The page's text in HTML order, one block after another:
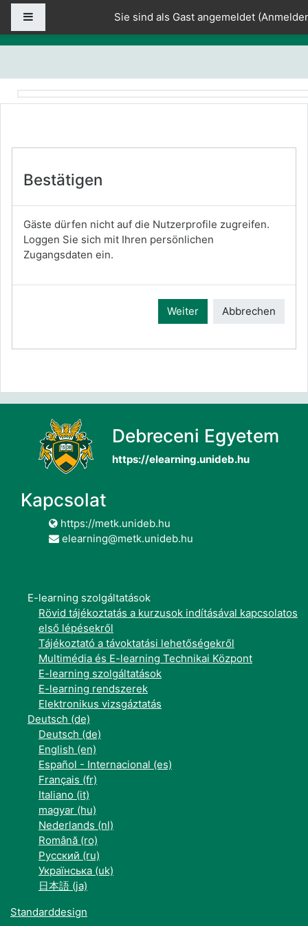
Zum Hauptinhalt
Website-ÜbersichtSie sind als Gast angemeldet (
Bestätigen
Gäste dürfen nicht auf die Nutzerprofile zugreifen.
Loggen Sie sich mit Ihren persönlichen
Zugangsdaten ein.
Weiter Abbrechen
Debreceni Egyetem
https://elearning.unideb.hu
Kapcsolat
https://metk.unideb.hu
elearning@metk.unideb.hu
E-learning szolgáltatások
Rövid tájékoztatás a kurzusok indításával kapcsolatos
első lépésekről
Tájékoztató a távoktatási lehetőségekről
Multimédia és E-learning Technikai Központ
E-learning szolgáltatások
E-learning rendszerek
Elektronikus vizsgáztatás
Deutsch ‎(de)‎
Deutsch ‎(de)‎
English ‎(en)‎
Español - Internacional ‎(es)‎
Français ‎(fr)‎
Italiano ‎(it)‎
magyar ‎(hu)‎
Nederlands ‎(nl)‎
Română ‎(ro)‎
Русский ‎(ru)‎
Українська ‎(uk)‎
日本語 ‎(ja)‎
Standarddesign